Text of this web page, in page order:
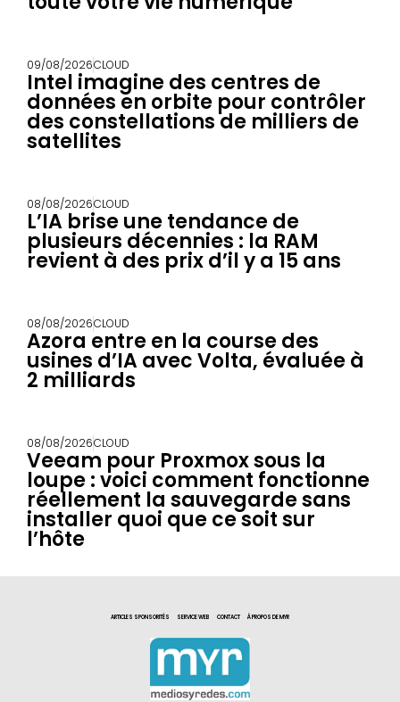
09/08/2026CLOUD
Intel imagine des centres de
données en orbite pour contrôler
des constellations de milliers de
satellites
08/08/2026CLOUD
L’IA brise une tendance de
plusieurs décennies : la RAM
revient à des prix d’il y a 15 ans
08/08/2026CLOUD
Azora entre en la course des
usines d’IA avec Volta, évaluée à
2 milliards
08/08/2026CLOUD
Veeam pour Proxmox sous la
loupe : voici comment fonctionne
réellement la sauvegarde sans
installer quoi que ce soit sur
l’hôte
ARTICLES SPONSORITÉS SERVICE WEB CONTACT À PROPOS DE MYR